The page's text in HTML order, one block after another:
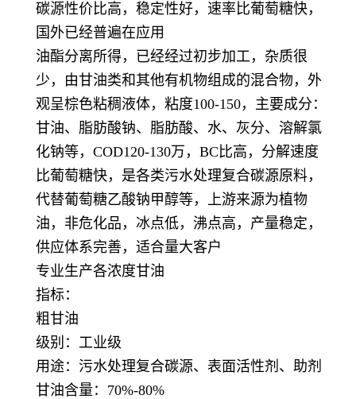
碳源性价比高，稳定性好，速率比葡萄糖快，
国外已经普遍在应用
油酯分离所得，已经经过初步加工，杂质很
少，由甘油类和其他有机物组成的混合物，外
观呈棕色粘稠液体，粘度100-150，主要成分：
甘油、脂肪酸钠、脂肪酸、水、灰分、溶解氯
化钠等，COD120-130万，BC比高，分解速度
比葡萄糖快，是各类污水处理复合碳源原料，
代替葡萄糖乙酸钠甲醇等，上游来源为植物
油，非危化品，冰点低，沸点高，产量稳定，
供应体系完善，适合量大客户
专业生产各浓度甘油
指标：
粗甘油
级别：工业级
用途：污水处理复合碳源、表面活性剂、助剂
甘油含量：70%-80%